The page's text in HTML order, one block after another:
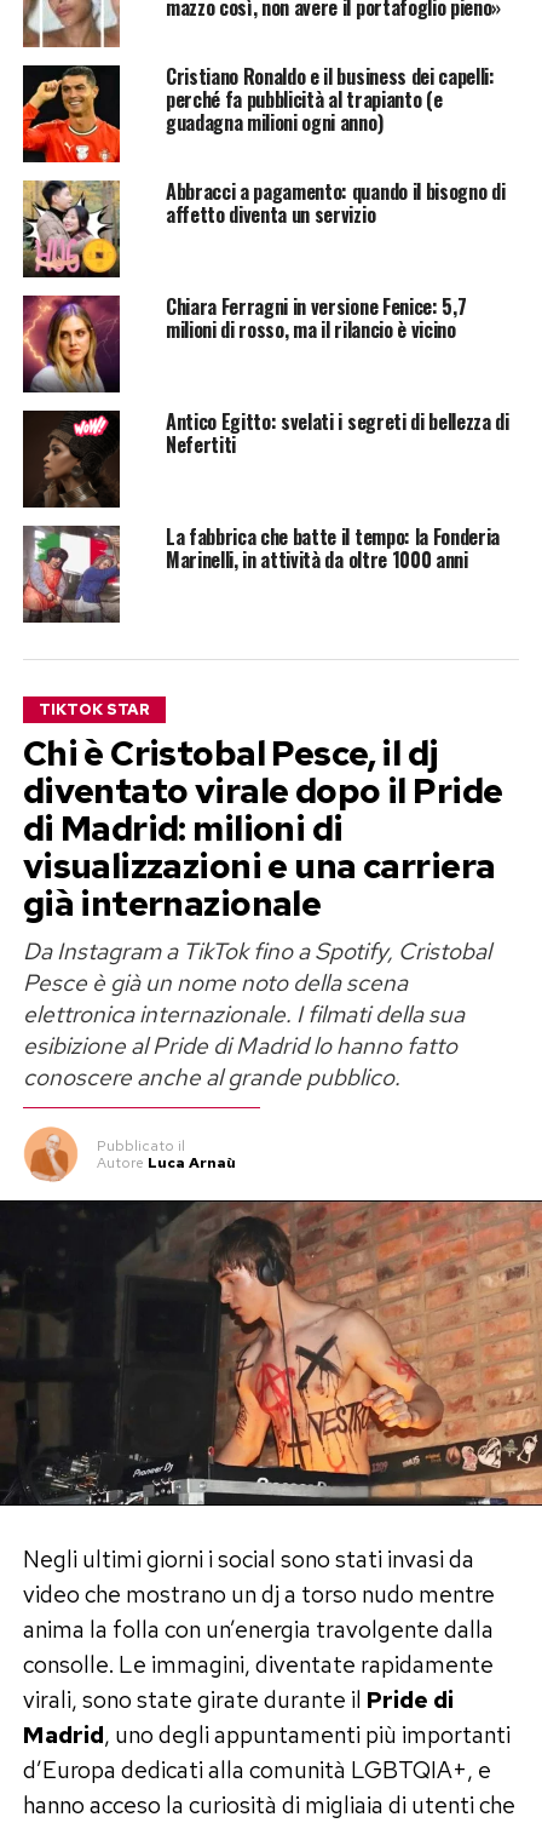
mazzo così, non avere il portafoglio pieno»
Cristiano Ronaldo e il business dei capelli:
perché fa pubblicità al trapianto (e
guadagna milioni ogni anno)
Abbracci a pagamento: quando il bisogno di
affetto diventa un servizio
Chiara Ferragni in versione Fenice: 5,7
milioni di rosso, ma il rilancio è vicino
Antico Egitto: svelati i segreti di bellezza di
Nefertiti
La fabbrica che batte il tempo: la Fonderia
Marinelli, in attività da oltre 1000 anni
TIKTOK STAR
Chi è Cristobal Pesce, il dj
diventato virale dopo il Pride
di Madrid: milioni di
visualizzazioni e una carriera
già internazionale
Da Instagram a TikTok fino a Spotify, Cristobal
Pesce è già un nome noto della scena
elettronica internazionale. I filmati della sua
esibizione al Pride di Madrid lo hanno fatto
conoscere anche al grande pubblico.
Pubblicato il
Autore Luca Arnaù
Negli ultimi giorni i social sono stati invasi da
video che mostrano un dj a torso nudo mentre
anima la folla con un’energia travolgente dalla
consolle. Le immagini, diventate rapidamente
virali, sono state girate durante il Pride di
Madrid, uno degli appuntamenti più importanti
d’Europa dedicati alla comunità LGBTQIA+, e
hanno acceso la curiosità di migliaia di utenti che